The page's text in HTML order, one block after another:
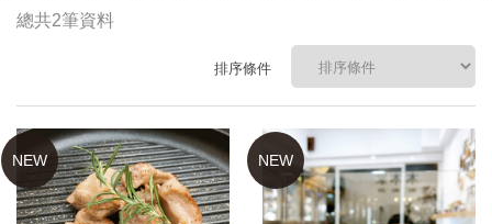
總共2筆資料
排序條件
NEW NEW